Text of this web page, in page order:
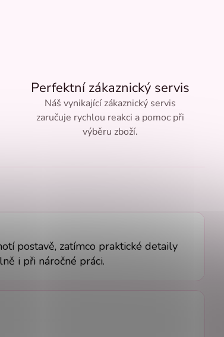
Perfektní zákaznický servis
Náš vynikající zákaznický servis
zaručuje rychlou reakci a pomoc při
výběru zboží.
postavě, zatímco praktické detaily
i při náročné práci.